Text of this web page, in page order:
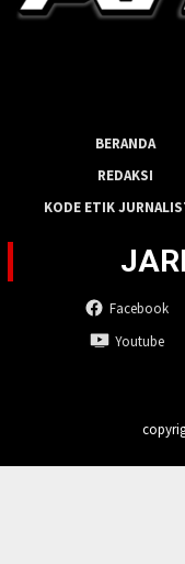
BERANDA
REDAKSI
KODE ETIK
Facebook
Youtube